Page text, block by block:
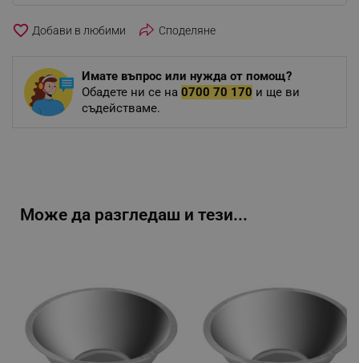
favorite_border Споделяне
Имате въпрос или нужда от помощ?
Обадете ни се на 0700 70 170 и ще ви
съдействаме.
Може да разгледаш и тези...